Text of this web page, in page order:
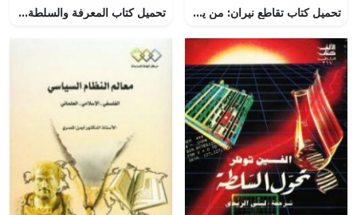
تحميل كتاب تقاطع نيران: من يوميات الانتفاضة السورية PDF تأليف سمر يزبك مجانا [كامل] تحميل كتاب المعرفة والسلطة PDF تأليف ميشيل فوكو مجانا [كامل]